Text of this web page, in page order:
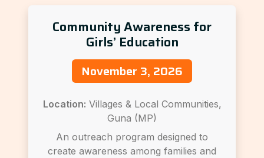
Community Awareness for
Girls’ Education
November 3, 2026
Location: Villages & Local Communities,
Guna (MP)
An outreach program designed to
create awareness among families and